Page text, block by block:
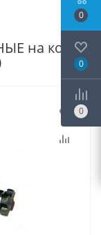
на конус
0
0
0